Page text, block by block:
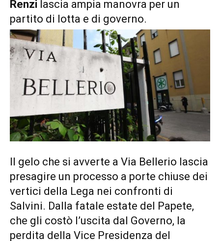
Renzi lascia ampia manovra per un
partito di lotta e di governo.
Il gelo che si avverte a Via Bellerio lascia
presagire un processo a porte chiuse dei
vertici della Lega nei confronti di
Salvini. Dalla fatale estate del Papete,
che gli costò l’uscita dal Governo, la
perdita della Vice Presidenza del